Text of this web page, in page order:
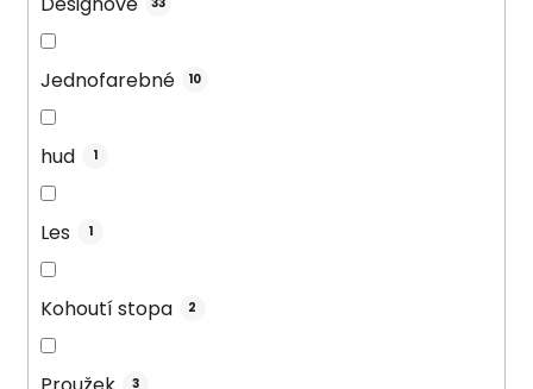
Jednofarebné 10
hud 1
Les 1
Kohoutí stopa 2
3